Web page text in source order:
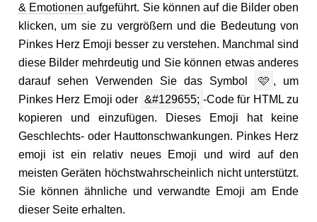
& Emotionenaufgeführt. Sie können auf die Bilder oben
klicken, um sie zu vergrößern und die Bedeutung von
Pinkes Herz Emoji besser zu verstehen. Manchmal sind
diese Bilder mehrdeutig und Sie können etwas anderes
darauf sehen Verwenden Sie das Symbol
🩷 , um
Pinkes Herz Emoji oder &#129655; -Code für HTML zu
kopieren und einzufügen. Dieses Emoji hat keine
Geschlechts- oder Hauttonschwankungen. Pinkes Herz
emoji ist ein relativ neues Emoji und wird auf den
meisten Geräten höchstwahrscheinlich nicht unterstützt.
Sie können ähnliche und verwandte Emoji am Ende
dieser Seite erhalten.